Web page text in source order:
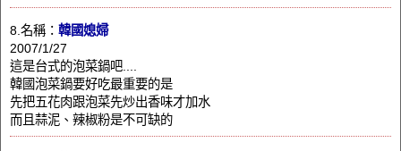
8.名稱： 韓國媳婦
2007/1/27
這是台式的泡菜鍋吧....
韓國泡菜鍋要好吃最重要的是
先把五花肉跟泡菜先炒出香味才加水
而且蒜泥、辣椒粉是不可缺的